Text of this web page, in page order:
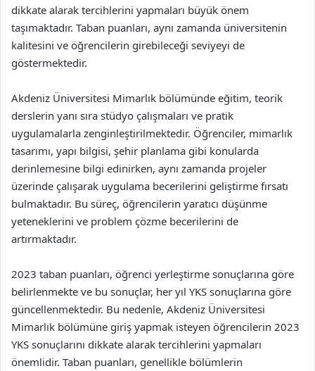
dikkate alarak tercihlerini yapmaları büyük önem
taşımaktadır. Taban puanları, aynı zamanda üniversitenin
kalitesini ve öğrencilerin girebileceği seviyeyi de
göstermektedir.
Akdeniz Üniversitesi Mimarlık bölümünde eğitim, teorik
derslerin yanı sıra stüdyo çalışmaları ve pratik
uygulamalarla zenginleştirilmektedir. Öğrenciler, mimarlık
tasarımı, yapı bilgisi, şehir planlama gibi konularda
derinlemesine bilgi edinirken, aynı zamanda projeler
üzerinde çalışarak uygulama becerilerini geliştirme fırsatı
bulmaktadır. Bu süreç, öğrencilerin yaratıcı düşünme
yeteneklerini ve problem çözme becerilerini de
artırmaktadır.
2023 taban puanları, öğrenci yerleştirme sonuçlarına göre
belirlenmekte ve bu sonuçlar, her yıl YKS sonuçlarına göre
güncellenmektedir. Bu nedenle, Akdeniz Üniversitesi
Mimarlık bölümüne giriş yapmak isteyen öğrencilerin 2023
YKS sonuçlarını dikkate alarak tercihlerini yapmaları
önemlidir. Taban puanları, genellikle bölümlerin